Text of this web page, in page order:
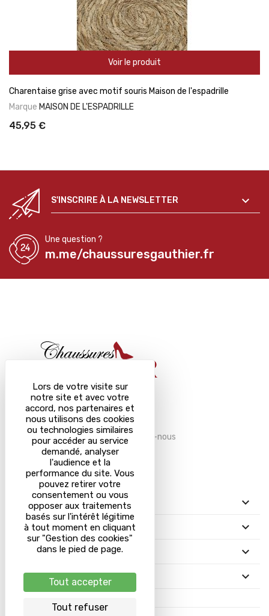
Voir le produit
Charentaise grise avec motif souris Maison de l'espadrille
Marque MAISON DE L'ESPADRILLE
45,95 €
S'INSCRIRE À LA NEWSLETTER 
Une question ?
m.me/chaussuresgauthier.fr
Magasin de chaussures à Sarrebourg.
Une question ? Contactez-nous
03 87 03 10 96
Qui sommes-nous?
PRODUITS 
INFORMATIONS 
VOTRE COMPTE 
RÉSEAUX SOCIAUX 
Lors de votre visite sur
notre site et avec votre
accord, nos partenaires et
nous utilisons des cookies
ou technologies similaires
pour accéder au service
demandé, analyser
l'audience et la
performance du site. Vous
pouvez retirer votre
consentement ou vous
opposer aux traitements
basés sur l'intérêt légitime
à tout moment en cliquant
sur "Gestion des cookies"
dans le pied de page.
Tout accepter
Tout refuser